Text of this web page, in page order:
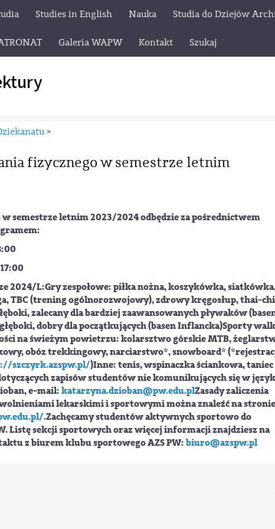
Studies in English Nauka Studia do Dziejów
Galeria WAPW Kontakt Szukaj
»
fizycznego w semestrze letnim
semestrze letnim 2023/2024 odbędzie za pośrednictwem
2024/L:Gry zespołowe: piłka nożna, koszykówka,
TBC (trening ogólnorozwojowy), zdrowy kręgosłup, thai-
zalecany dla bardziej zaawansowanych pływaków
dobry dla początkujących (basen Inflancka)Sporty
na świeżym powietrzu: kolarsztwo górskie MTB,
obóz trekkingowy, narciarstwo*, snowboard*
szczyrk.azspw.pl/)Inne: tenis, wspinaczka ściankowa, taniec
zapisów studentów nie komunikujących się w
e-mail:katarzyna.dzioban@pw.edu.plZasady zaliczenia
lekarskimi i sportowymi można znaleźć na stronie
.Zachęcamy studentów aktywnych sportowo do
Listę sekcji sportowych oraz więcej informacji znajdziesz na
z biurem klubu sportowego AZS PW:biuro@azspw.pl